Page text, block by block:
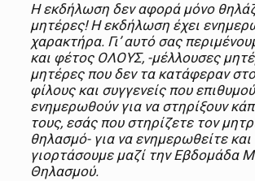
Η εκδήλωση δεν αφορά μόνο
μητέρες! Η εκδήλωση έχει
χαρακτήρα. Γι’ αυτό σας
και φέτος ΟΛΟΥΣ, -μέλλουσες
μητέρες που δεν τα κατάφεραν
φίλους και συγγενείς που
ενημερωθούν για να στηρίξουν
τους, εσάς που στηρίζετε τον
θηλασμό- για να ενημερωθείτε και
γιορτάσουμε μαζί την Εβδομάδα
Θηλασμού.